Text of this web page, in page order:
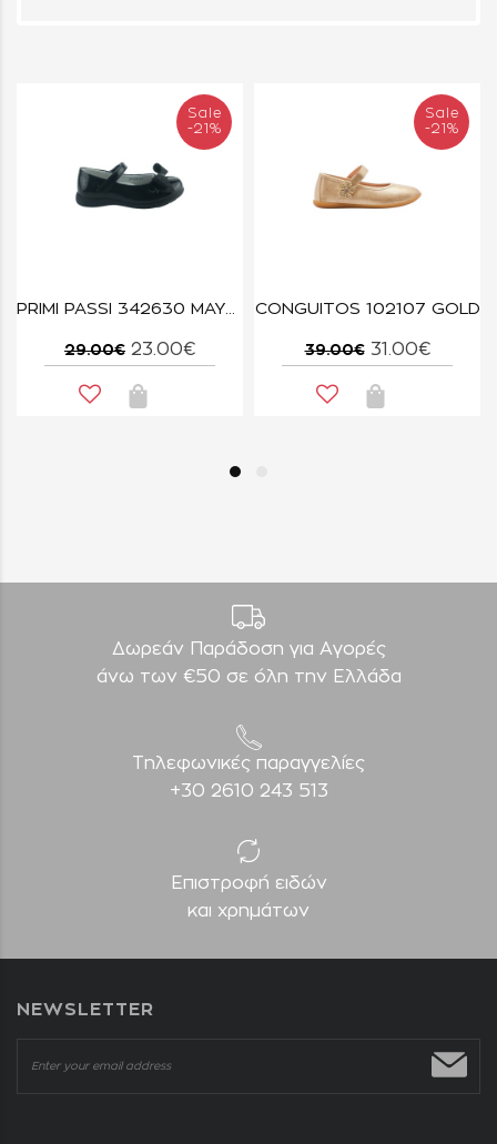
Sale
-21%
PRIMI PASSI 342630 ΜΑΥΡΟ
29.00€ 23.00€
Sale
-21%
CONGUITOS 102107 GOLD
39.00€ 31.00€
Δωρεάν Παράδοση για Aγορές
άνω των €50 σε όλη την Ελλάδα
Τηλεφωνικές παραγγελίες
+30 2610 243 513
Επιστροφή ειδών
και χρημάτων
NEWSLETTER